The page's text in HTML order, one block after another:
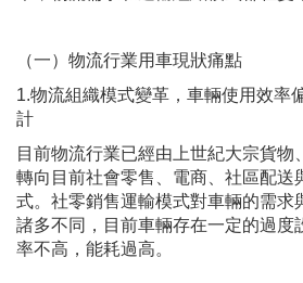
（一）物流行業用車現狀痛點
1.物流組織模式變革，車輛使用效率
計
目前物流行業已經由上世紀大宗貨物
轉向目前社會零售、電商、社區配送
式。社零銷售運輸模式對車輛的需求
諸多不同，目前車輛存在一定的過度
率不高，能耗過高。